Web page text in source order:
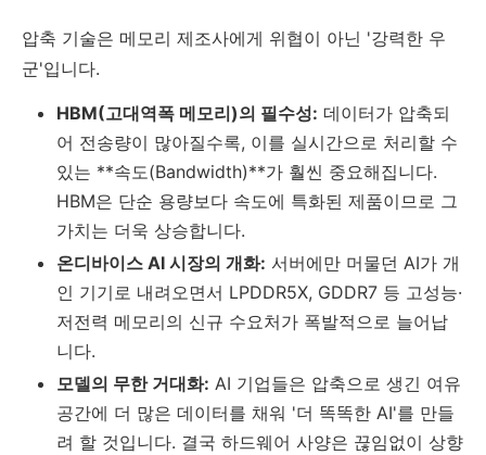
압축 기술은 메모리 제조사에게 위협이 아닌 '강력한 우
군'입니다.
HBM(고대역폭 메모리)의 필수성: 데이터가 압축되
어 전송량이 많아질수록, 이를 실시간으로 처리할 수
있는 **속도(Bandwidth)**가 훨씬 중요해집니다.
HBM은 단순 용량보다 속도에 특화된 제품이므로 그
가치는 더욱 상승합니다.
온디바이스 AI 시장의 개화: 서버에만 머물던 AI가 개
인 기기로 내려오면서 LPDDR5X, GDDR7 등 고성능·
저전력 메모리의 신규 수요처가 폭발적으로 늘어납
니다.
모델의 무한 거대화: AI 기업들은 압축으로 생긴 여유
공간에 더 많은 데이터를 채워 '더 똑똑한 AI'를 만들
려 할 것입니다. 결국 하드웨어 사양은 끊임없이 상향